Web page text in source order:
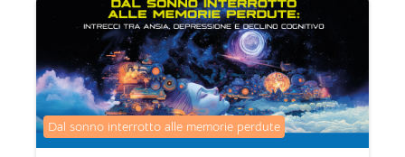
Categoria di corsi
Dal sonno interrotto alle memorie perdute